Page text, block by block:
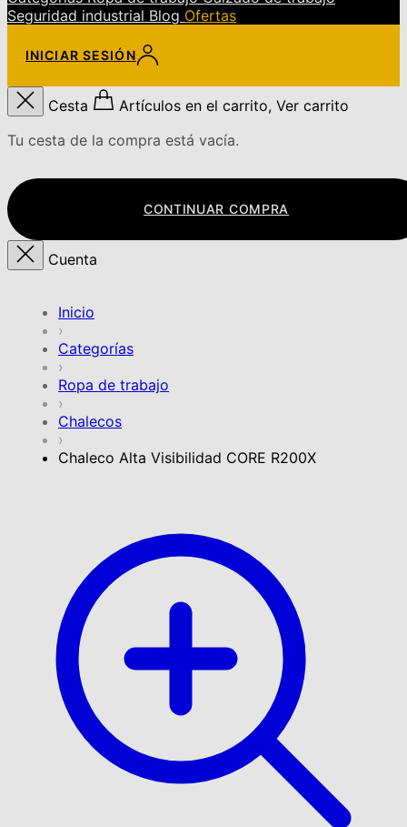
Seguridad industrial Blog Ofertas
INICIAR SESIÓN
Cesta
Artículos en el carrito, Ver carrito
Tu cesta de la compra está vacía.
CONTINUAR COMPRA
Cuenta
Inicio
›
Categorías
›
Ropa de trabajo
›
Chalecos
›
Chaleco Alta Visibilidad CORE R200X